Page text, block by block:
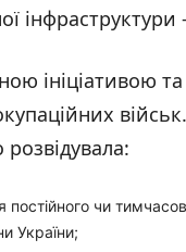
ініціативою та
військ.
постійного чи
України;